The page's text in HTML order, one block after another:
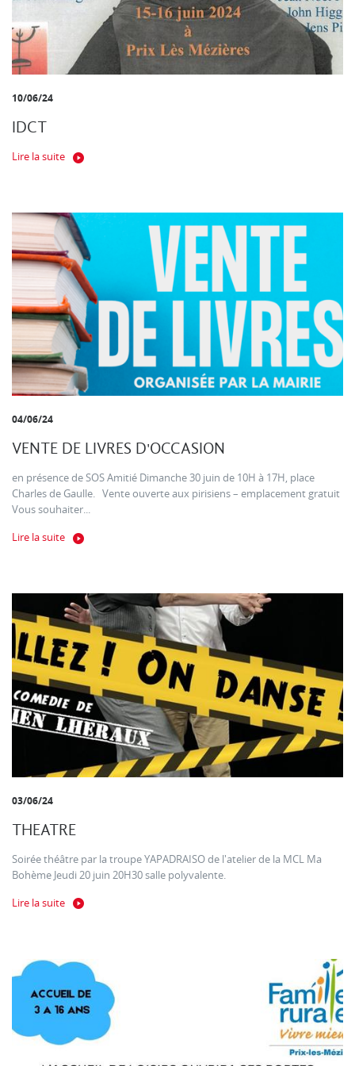
10/06/24
IDCT
Lire la suite
04/06/24
VENTE DE LIVRES D'OCCASION
en présence de SOS Amitié Dimanche 30 juin de 10H à 17H, place
Charles de Gaulle. Vente ouverte aux pirisiens – emplacement gratuit
Vous souhaiter...
Lire la suite
03/06/24
THEATRE
Soirée théâtre par la troupe YAPADRAISO de l'atelier de la MCL Ma
Bohème Jeudi 20 juin 20H30 salle polyvalente.
Lire la suite